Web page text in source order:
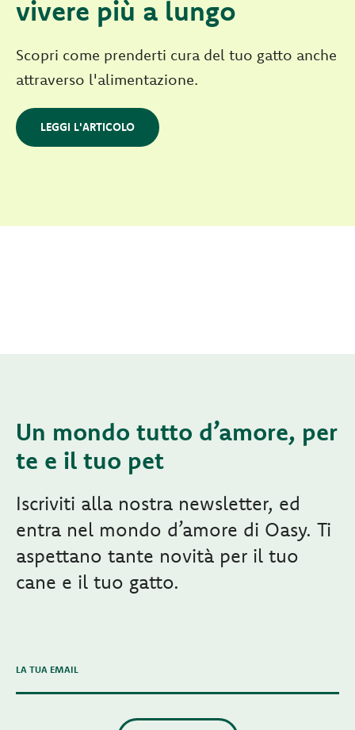
vivere più a lungo
Scopri come prenderti cura del tuo gatto anche
attraverso l'alimentazione.
LEGGI L'ARTICOLO
Un mondo tutto d’amore, per
te e il tuo pet
Iscriviti alla nostra newsletter, ed
entra nel mondo d’amore di Oasy. Ti
aspettano tante novità per il tuo
cane e il tuo gatto.
LA TUA EMAIL